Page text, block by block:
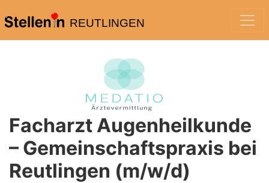
REUTLINGEN
Facharzt Augenheilkunde
– Gemeinschaftspraxis bei
Reutlingen (m/w/d)